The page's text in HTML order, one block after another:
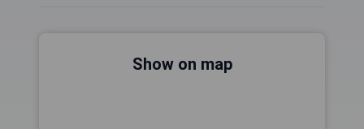
Show on map